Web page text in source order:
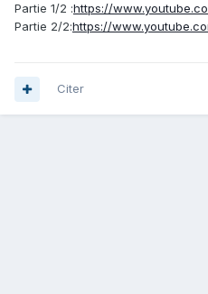
Partie 1/2 :https://
Partie 2/2:https://
Citer